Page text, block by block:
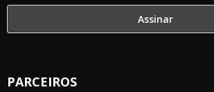
PARCEIROS